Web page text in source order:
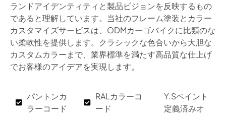
ランドアイデンティティと製品ビジョンを反映するもの
であると理解しています。当社のフレーム塗装とカラー
カスタマイズサービスは、ODMカーゴバイクに比類のな
い柔軟性を提供します。クラシックな色合いから大胆な
カスタムカラーまで、業界標準を満たす高品質な仕上げ
でお客様のアイデアを実現します。
パントンカ
ラーコード
RALカラーコ
ード
Y.Sペイント
定義済みオ